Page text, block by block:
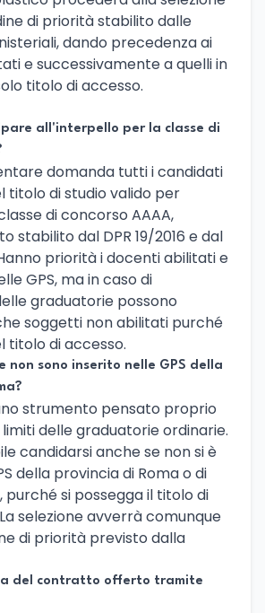
di priorità stabilito dalle
dando precedenza ai
e successivamente a quelli in
titolo di accesso.
all'interpello per la classe di
domanda tutti i candidati
titolo di studio valido per
di concorso AAAA,
stabilito dal DPR 19/2016 e dal
priorità i docenti abilitati e
GPS, ma in caso di
graduatorie possono
soggetti non abilitati purché
titolo di accesso.
non sono inserito nelle GPS della
strumento pensato proprio
delle graduatorie ordinarie.
candidarsi anche se non si è
della provincia di Roma o di
si possegga il titolo di
selezione avverrà comunque
di priorità previsto dalla
del contratto offerto tramite